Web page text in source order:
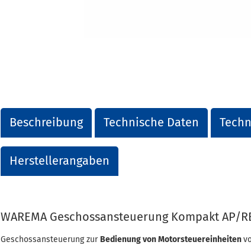
Beschreibung Technische Daten
Herstellerangaben
WAREMA Geschossansteuerung Kompakt AP/
Geschossansteuerung zur Bedienung von Motorsteuereinheiten